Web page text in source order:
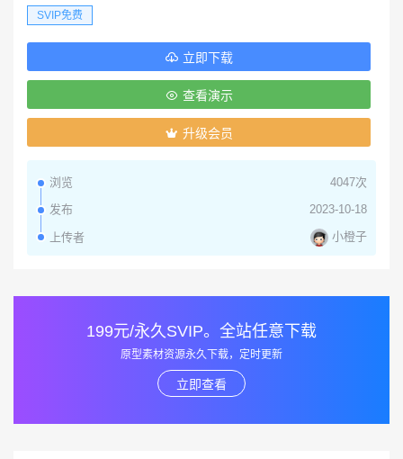
SVIP免费
立即下载
查看演示
升级会员
浏览
4047次
发布
2023-10-18
上传者 小橙子
199元/永久SVIP。全站任意下载
原型素材资源永久下载，定时更新
立即查看